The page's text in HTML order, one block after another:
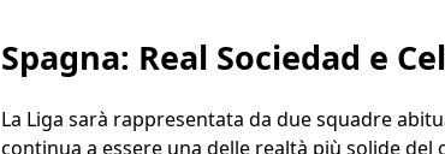
Spagna: Real Sociedad e
La Liga sarà rappresentata da due squadre
continua a essere una delle realtà più solide